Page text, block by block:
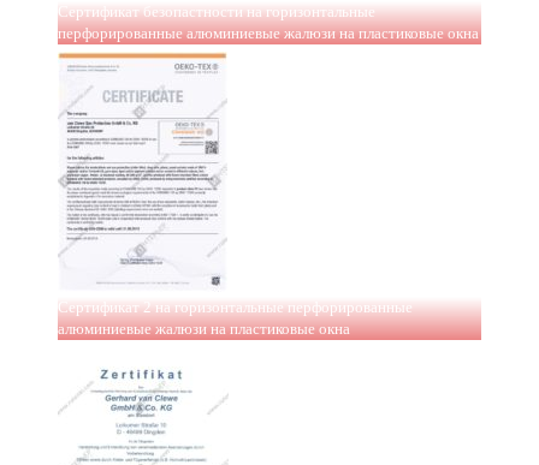
Сертификат безопастности на горизонтальные
перфорированные алюминиевые жалюзи на пластиковые окна
Сертификат 2 на горизонтальные перфорированные
алюминиевые жалюзи на пластиковые окна